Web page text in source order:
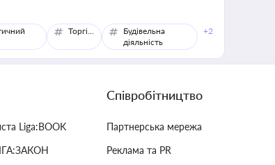
Торгівля
Будівельна
діяльність
+2
Liga:BOOK
Співробітництво
Партнерська мережа
Реклама та PR